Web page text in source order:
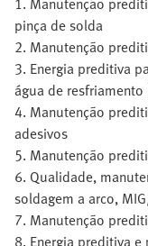
pinça de solda
2. Manutenção
3. Energia preditiva
água de
4. Manutenção
adesivos
5. Manutenção
6. Qualidade,
soldagem a arco,
7. Manutenção
8. Energia preditiva